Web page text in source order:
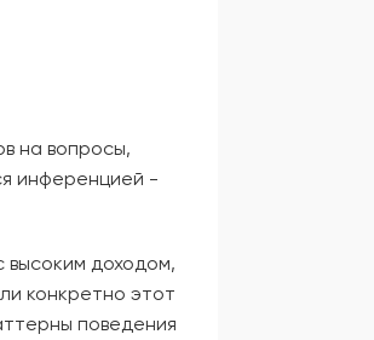
на вопросы,
инференцией -
доходом,
конкретно этот
поведения